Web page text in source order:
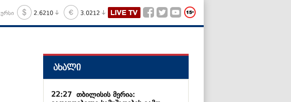
2.6210 3.0212
ახალი
22:27თბილისის მერია: